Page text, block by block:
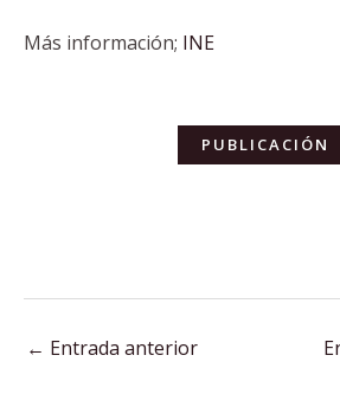
Más información; INE
PUBLICACIÓN
← Entrada anterior